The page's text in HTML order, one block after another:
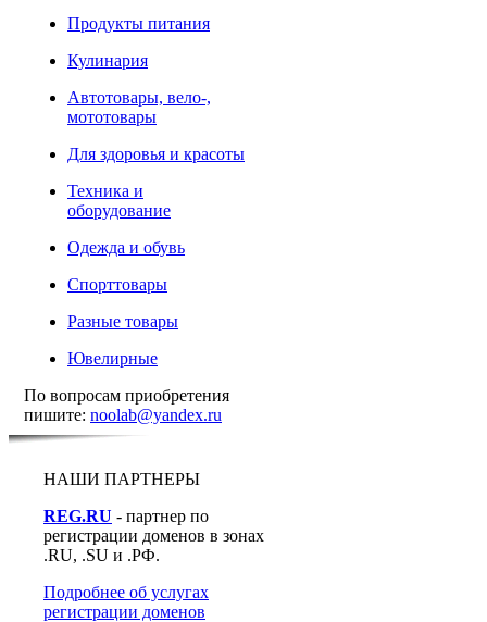
Продукты питания
Кулинария
Автотовары, вело-,
мототовары
Для здоровья и красоты
Техника и
оборудование
Одежда и обувь
Спорттовары
Разные товары
Ювелирные
По вопросам приобретения
пишите: noolab@yandex.ru
НАШИ ПАРТНЕРЫ
REG.RU - партнер по
регистрации доменов в зонах
.RU, .SU и .РФ.
Подробнее об услугах
регистрации доменов